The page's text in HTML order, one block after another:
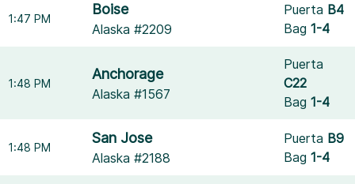
1:47 PM
Boise
Alaska #2209
Puerta B4
Bag1-4
1:48 PM
Anchorage
Alaska #1567
Puerta
C22
Bag1-4
1:48 PM
San Jose
Alaska #2188
Puerta B9
Bag1-4